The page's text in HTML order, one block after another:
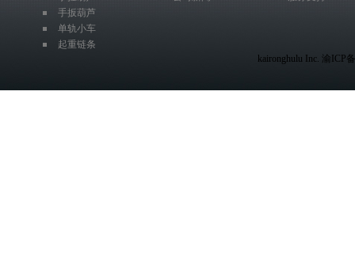
手扳葫芦
单轨小车
起重链条
kaironghulu Inc. 渝ICP